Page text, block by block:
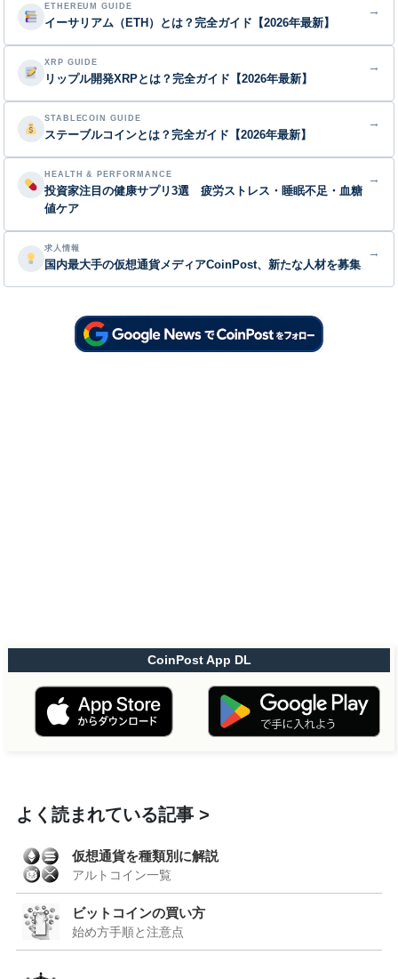
ETHEREUM GUIDE
イーサリアム（ETH）とは？完全ガイド【2026年最新】
→
XRP GUIDE
リップル開発XRPとは？完全ガイド【2026年最新】
→
STABLECOIN GUIDE
ステーブルコインとは？完全ガイド【2026年最新】
→
HEALTH & PERFORMANCE
投資家注目の健康サプリ3選 疲労ストレス・睡眠不足・血糖
値ケア
→
求人情報
国内最大手の仮想通貨メディアCoinPost、新たな人材を募集
→
CoinPost App DL
よく読まれている記事
仮想通貨を種類別に解説
アルトコイン一覧
ビットコインの買い方
始め方手順と注意点